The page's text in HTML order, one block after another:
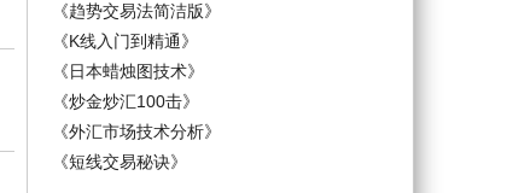
《趋势交易法简洁版》
《K线入门到精通》
《日本蜡烛图技术》
《炒金炒汇100击》
《外汇市场技术分析》
《短线交易秘诀》